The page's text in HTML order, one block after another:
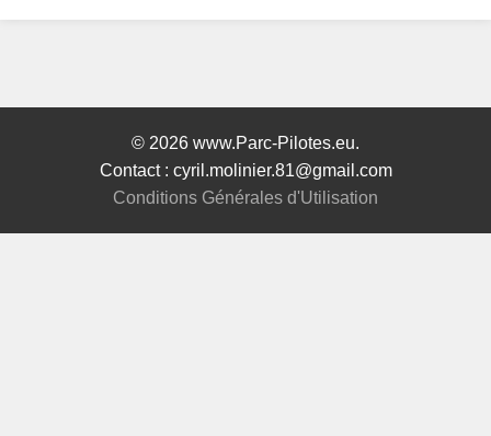
© 2026 www.Parc-Pilotes.eu.
Contact : cyril.molinier.81@gmail.com
Conditions Générales d'Utilisation